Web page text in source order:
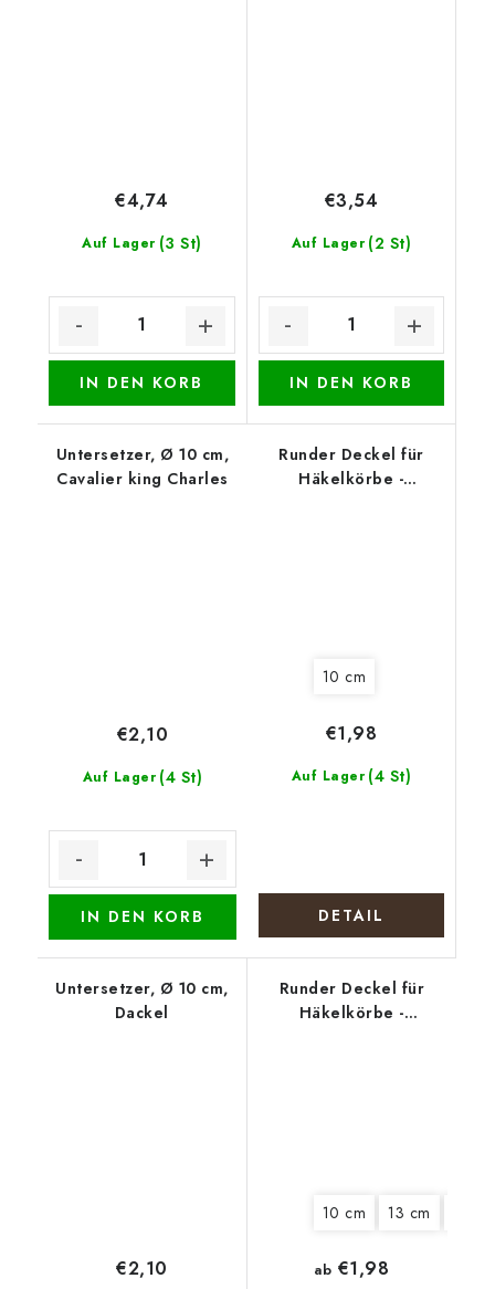
Auf Lager (3 St)
€4,74
IN DEN KORB
Auf Lager (2 St)
€3,54
IN DEN KORB
Untersetzer, Ø 10 cm,
Cavalier king Charles
Auf Lager (4 St)
€2,10
IN DEN KORB
Runder Deckel für
Häkelkörbe -
10 cm
Auf Lager (4 St)
€1,98
DETAIL
Untersetzer, Ø 10 cm,
Dackel
€2,10
Runder Deckel für
Häkelkörbe -
10 cm 13 cm
ab €1,98